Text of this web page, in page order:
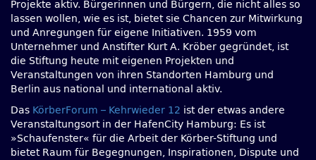
Projekte aktiv. Bürgerinnen und Bürgern, die nicht alles so
lassen wollen, wie es ist, bietet sie Chancen zur Mitwirkung
und Anregungen für eigene Initiativen. 1959 vom
Unternehmer und Anstifter Kurt A. Kröber gegründet, ist
die Stiftung heute mit eigenen Projekten und
Veranstaltungen von ihren Standorten Hamburg und
Berlin aus national und international aktiv.
Das KörberForum – Kehrwieder 12 ist der etwas andere
Veranstaltungsort in der HafenCity Hamburg: Es ist
»Schaufenster« für die Arbeit der Körber-Stiftung und
bietet Raum für Begegnungen, Inspirationen, Dispute und